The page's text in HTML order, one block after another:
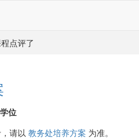
点评了
位
请以 教务处培养方案 为准。